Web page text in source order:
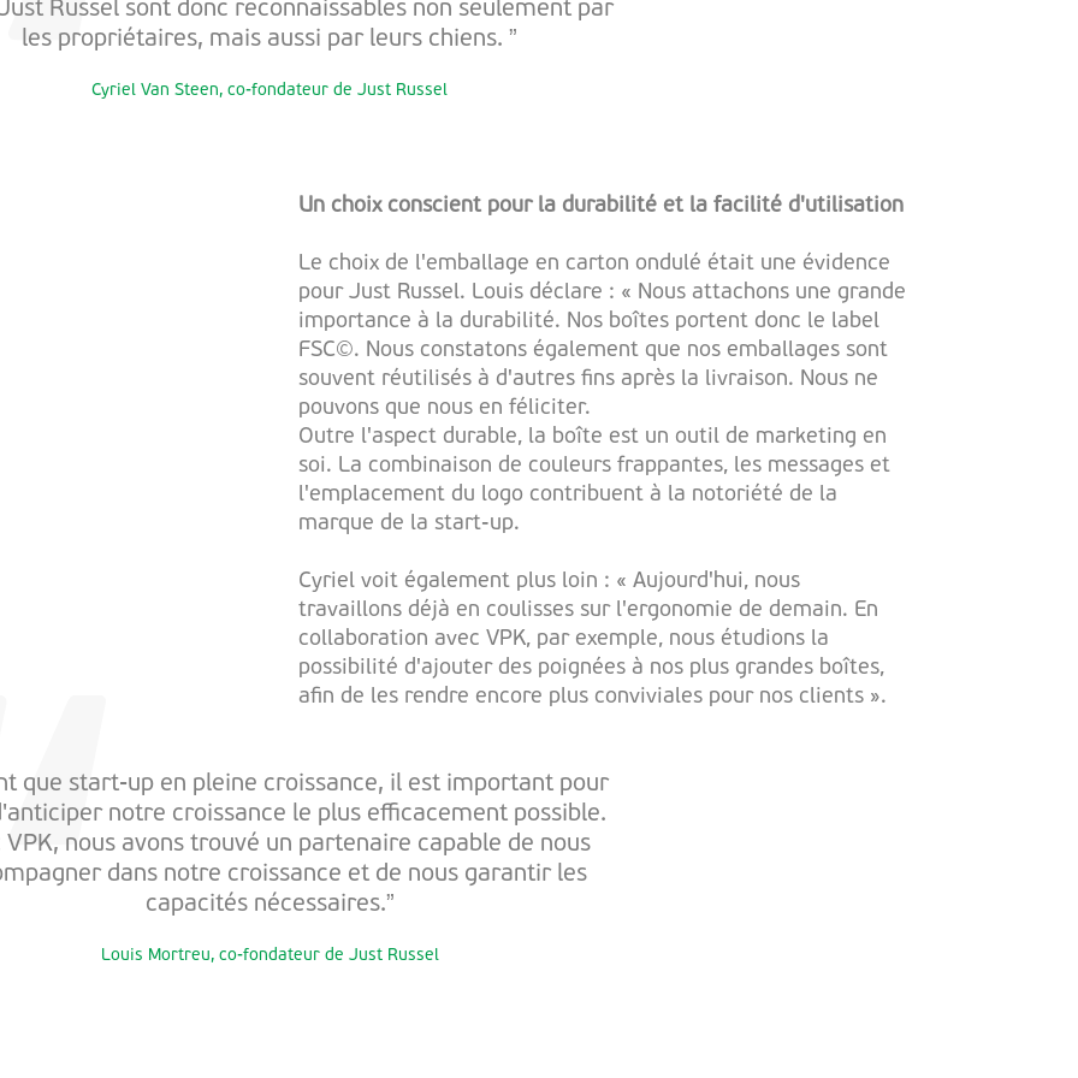
Russel sont donc reconnaissables non seulement par
les propriétaires, mais aussi par leurs chiens. ”
Cyriel Van Steen, co-fondateur de Just Russel
Un choix conscient pour la durabilité et la facilité d'utilisation
Le choix de l'emballage en carton ondulé était une évidence
pour Just Russel. Louis déclare : « Nous attachons une grande
importance à la durabilité. Nos boîtes portent donc le label
FSC©. Nous constatons également que nos emballages sont
souvent réutilisés à d'autres fins après la livraison. Nous ne
pouvons que nous en féliciter.
Outre l'aspect durable, la boîte est un outil de marketing en
soi. La combinaison de couleurs frappantes, les messages et
l'emplacement du logo contribuent à la notoriété de la
marque de la start-up.
Cyriel voit également plus loin : « Aujourd'hui, nous
travaillons déjà en coulisses sur l'ergonomie de demain. En
collaboration avec VPK, par exemple, nous étudions la
possibilité d'ajouter des poignées à nos plus grandes boîtes,
afin de les rendre encore plus conviviales pour nos clients ».
que start-up en pleine croissance, il est important pour
notre croissance le plus efficacement possible.
VPK, nous avons trouvé un partenaire capable de nous
dans notre croissance et de nous garantir les
capacités nécessaires.”
Louis Mortreu, co-fondateur de Just Russel